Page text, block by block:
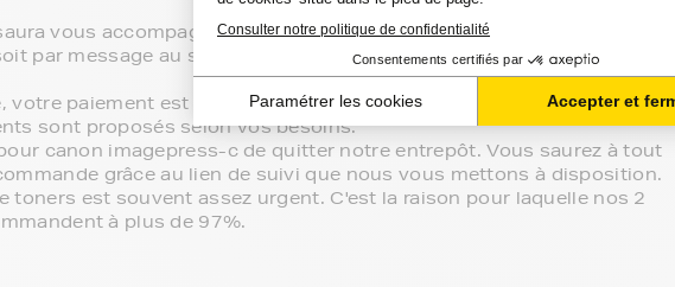
vous accompagner sur le meilleur choix ou sur l'installation de vos
par message au sein de votre espace client ou directement par
votre paiement est effectué de manière complètement sécurisée.
sont proposés selon vos besoins.
canon imagepress-c de quitter notre entrepôt. Vous saurez à tout
grâce au lien de suivi que nous vous mettons à disposition.
toners est souvent assez urgent. C'est la raison pour laquelle nos 2
à plus de 97%.